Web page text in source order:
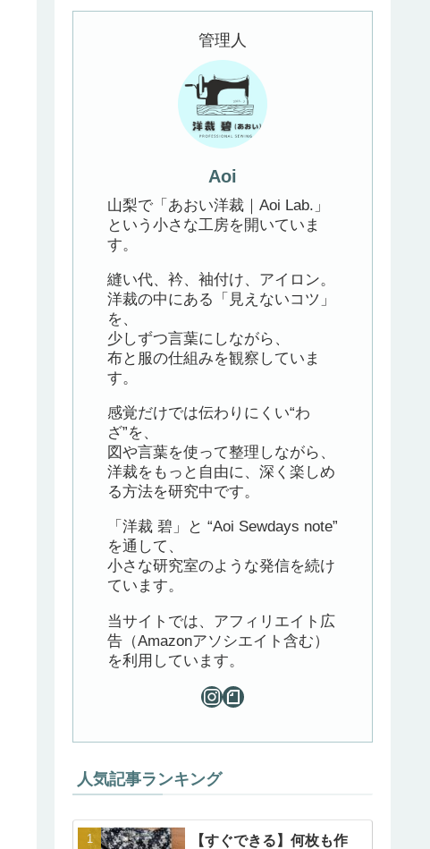
管理人
Aoi
山梨で「あおい洋裁｜Aoi Lab.」
という小さな工房を開いていま
す。
縫い代、衿、袖付け、アイロン。
洋裁の中にある「見えないコツ」
を、
少しずつ言葉にしながら、
布と服の仕組みを観察していま
す。
感覚だけでは伝わりにくい“わ
ざ”を、
図や言葉を使って整理しながら、
洋裁をもっと自由に、深く楽しめ
る方法を研究中です。
「洋裁 碧」と “Aoi Sewdays note”
を通して、
小さな研究室のような発信を続け
ています。
当サイトでは、アフィリエイト広
告（Amazonアソシエイト含む）
を利用しています。
人気記事ランキング
【すぐできる】何枚も作